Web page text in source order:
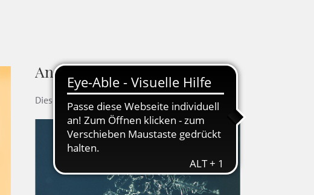
Andere Blogbeiträge
Diese Artikel könnten Ihnen auch gefallen